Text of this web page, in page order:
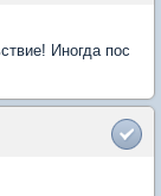
Иногда пос